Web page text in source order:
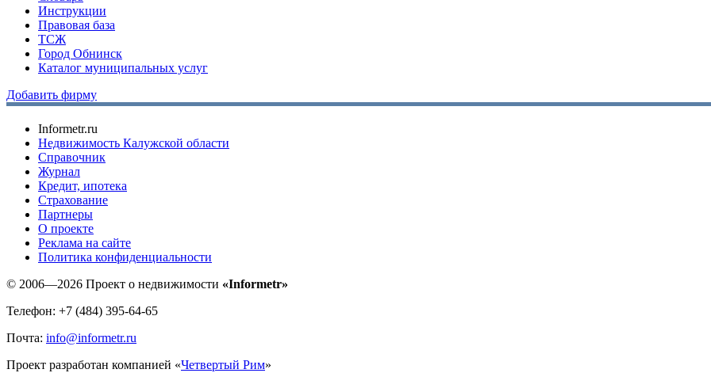
Инструкции
Правовая база
ТСЖ
Город Обнинск
Каталог муниципальных услуг
Добавить фирму
Informetr.ru
Недвижимость Калужской области
Справочник
Журнал
Кредит, ипотека
Страхование
Партнеры
O проекте
Реклама на сайте
Политика конфиденциальности
© 2006—2026 Проект о недвижимости «Informetr»
Телефон: +7 (484) 395-64-65
Почта: info@informetr.ru
Проект разработан компанией «Четвертый Рим»